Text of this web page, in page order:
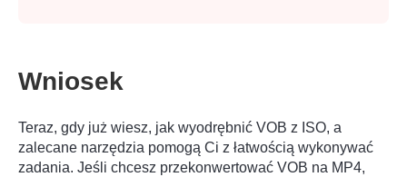
Wniosek
Teraz, gdy już wiesz, jak wyodrębnić VOB z ISO, a
zalecane narzędzia pomogą Ci z łatwością wykonywać
zadania. Jeśli chcesz przekonwertować VOB na MP4,